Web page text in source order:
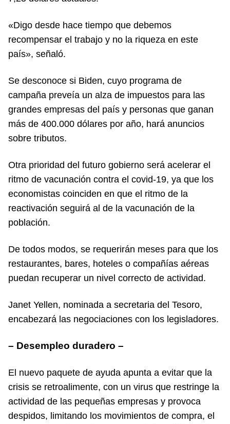
«Digo desde hace tiempo que debemos
recompensar el trabajo y no la riqueza en este
país», señaló.
Se desconoce si Biden, cuyo programa de
campaña preveía un alza de impuestos para las
grandes empresas del país y personas que ganan
más de 400.000 dólares por año, hará anuncios
sobre tributos.
Otra prioridad del futuro gobierno será acelerar el
ritmo de vacunación contra el covid-19, ya que los
economistas coinciden en que el ritmo de la
reactivación seguirá al de la vacunación de la
población.
De todos modos, se requerirán meses para que los
restaurantes, bares, hoteles o compañías aéreas
puedan recuperar un nivel correcto de actividad.
Janet Yellen, nominada a secretaria del Tesoro,
encabezará las negociaciones con los legisladores.
– Desempleo duradero –
El nuevo paquete de ayuda apunta a evitar que la
crisis se retroalimente, con un virus que restringe la
actividad de las pequeñas empresas y provoca
despidos, limitando los movimientos de compra, el